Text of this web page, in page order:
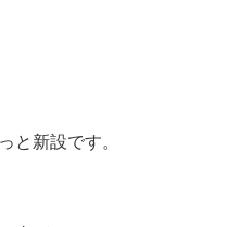
と新設です。